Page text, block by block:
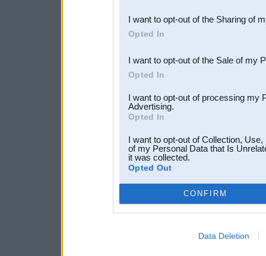
Downstream Participants
third parties.
I want to opt-out of the Sharing of
Opted In
I want to opt-out of the Sale of my
Opted In
I want to opt-out of processing my
Advertising.
Opted In
I want to opt-out of Collection,
of my Personal Data that Is
it was collected.
Opted Out
CONFIRM
Data Deletion